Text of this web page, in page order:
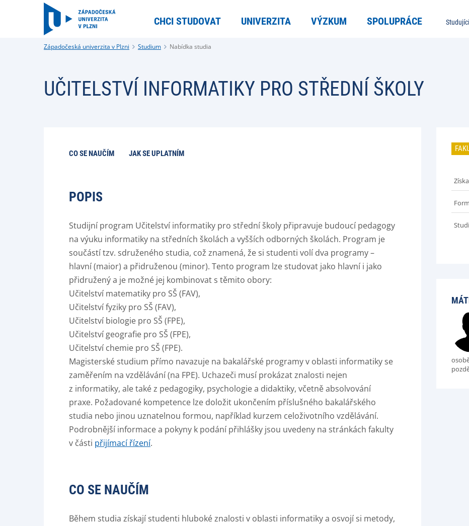
CHCI STUDOVAT UNIVERZITA VÝZKUM SPOLUPRÁCE Studující
Západočeská univerzita v Plzni Studium Nabídka studia
UČITELSTVÍ INFORMATIKY PRO STŘEDNÍ ŠKOLY
CO SE NAUČÍM JAK SE UPLATNÍM
POPIS
Studijní program Učitelství informatiky pro střední školy připravuje budoucí pedagogy
na výuku informatiky na středních školách a vyšších odborných školách. Program je
součástí tzv. sdruženého studia, což znamená, že si studenti volí dva programy –
hlavní (maior) a přidruženou (minor). Tento program lze studovat jako hlavní i jako
přidružený a je možné jej kombinovat s těmito obory:
Učitelství matematiky pro SŠ (FAV),
Učitelství fyziky pro SŠ (FAV),
Učitelství biologie pro SŠ (FPE),
Učitelství geografie pro SŠ (FPE),
Učitelství chemie pro SŠ (FPE).
Magisterské studium přímo navazuje na bakalářské programy v oblasti informatiky se
zaměřením na vzdělávání (na FPE). Uchazeči musí prokázat znalosti nejen
z informatiky, ale také z pedagogiky, psychologie a didaktiky, včetně absolvování
praxe. Požadované kompetence lze doložit ukončením příslušného bakalářského
studia nebo jinou uznatelnou formou, například kurzem celoživotního vzdělávání.
Podrobnější informace a pokyny k podání přihlášky jsou uvedeny na stránkách fakulty
v části přijímací řízení.
CO SE NAUČÍM
Během studia získají studenti hluboké znalosti v oblasti informatiky a osvojí si metody,